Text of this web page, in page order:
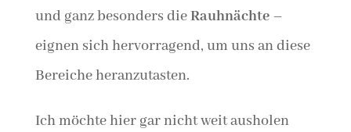
und ganz besonders dieRauhnächte–
eignen sich hervorragend, um uns an diese
Bereiche heranzutasten.
Ich möchte hier gar nicht weit ausholen